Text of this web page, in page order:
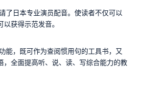
了日本专业演员配音。使读者不仅可以
获得示范发音。
能，既可作为查阅惯用句的工具书，又
，全面提高听、说、读、写综合能力的教